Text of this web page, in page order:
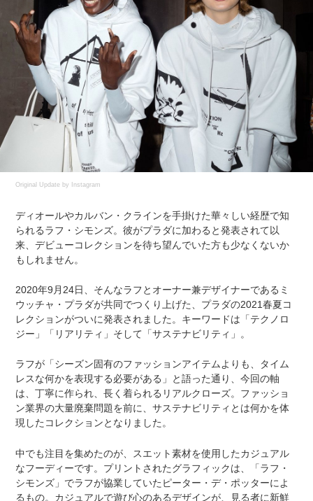
Original Update by Instagram
ディオールやカルバン・クラインを手掛けた華々しい経歴で知
られるラフ・シモンズ。彼がプラダに加わると発表されて以
来、デビューコレクションを待ち望んでいた方も少なくないか
もしれません。
2020年9月24日、そんなラフとオーナー兼デザイナーであるミ
ウッチャ・プラダが共同でつくり上げた、プラダの2021春夏コ
レクションがついに発表されました。キーワードは「テクノロ
ジー」「リアリティ」そして「サステナビリティ」。
ラフが「シーズン固有のファッションアイテムよりも、タイム
レスな何かを表現する必要がある」と語った通り、今回の軸
は、丁寧に作られ、長く着られるリアルクローズ。ファッショ
ン業界の大量廃棄問題を前に、サステナビリティとは何かを体
現したコレクションとなりました。
中でも注目を集めたのが、スエット素材を使用したカジュアル
なフーディーです。プリントされたグラフィックは、「ラフ・
シモンズ」でラフが協業していたピーター・デ・ポッターによ
るもの。カジュアルで遊び心のあるデザインが、見る者に新鮮